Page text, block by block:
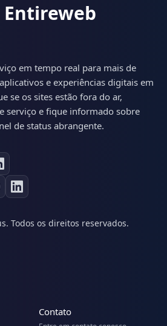
Entireweb
em tempo real para mais de
e experiências digitais em
se os sites estão fora do ar,
serviço e fique informado sobre
de status abrangente.
Todos os direitos reservados.
Contato